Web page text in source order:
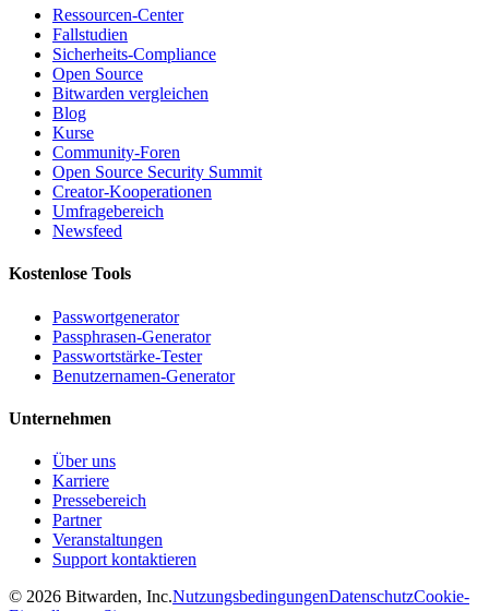
Ressourcen-Center
Fallstudien
Sicherheits-Compliance
Open Source
Bitwarden vergleichen
Blog
Kurse
Community-Foren
Open Source Security Summit
Creator-Kooperationen
Umfragebereich
Newsfeed
Kostenlose Tools
Passwortgenerator
Passphrasen-Generator
Passwortstärke-Tester
Benutzernamen-Generator
Unternehmen
Über uns
Karriere
Pressebereich
Partner
Veranstaltungen
Support kontaktieren
© 2026 Bitwarden, Inc.NutzungsbedingungenDatenschutzCookie-